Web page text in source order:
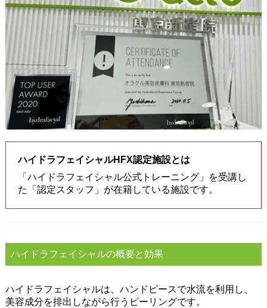
ハイドラフェイシャルHFX認定施設とは
「ハイドラフェイシャル公式トレーニング」を受講し
た「認定スタッフ」が在籍している施設です。
ハイドラフェイシャルの概要と効果
ハイドラフェイシャルは、ハンドピースで水流を利用し、
美容成分を排出しながら行うピーリングです。